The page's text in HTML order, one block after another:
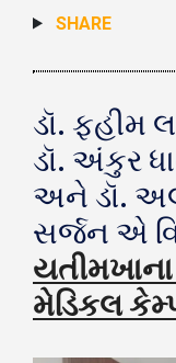
SHARE
ડૉ. ફહીમ
ડૉ. અંકુર
અને ડૉ.
સર્જન એ
મેડિકલ